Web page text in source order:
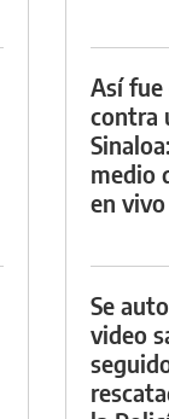
Así
contra
medio
en vivo
Se
video